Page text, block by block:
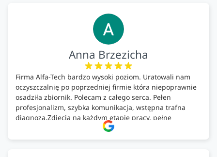
Anna Brzezicha
Firma Alfa-Tech bardzo wysoki poziom. Uratowali nam
oczyszczalnię po poprzedniej firmie która niepoprawnie
osadziła zbiornik. Polecam z całego serca. Pełen
profesjonalizm, szybka komunikacja, wstępna trafna
diagnoza.Zdjęcia na każdym etapie pracy, pełne
doradztwo.Dobrze wyszkoleni i znający się na rzeczy.
Podsumowując ekipa na wysokim poziomie, rzetelna.